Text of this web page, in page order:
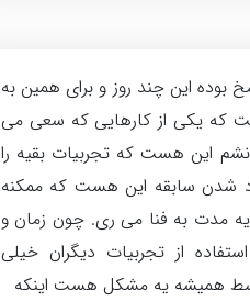
بوده این چند روز و برای همین به
که یکی از کارهایی که سعی می
این هست که تجربیات بقیه را
شدن سابقه این هست که ممکنه
یه مدت به فنا می ری. چون زمان و
از تجربیات دیگران خیلی
همیشه یه مشکل هست اینکه